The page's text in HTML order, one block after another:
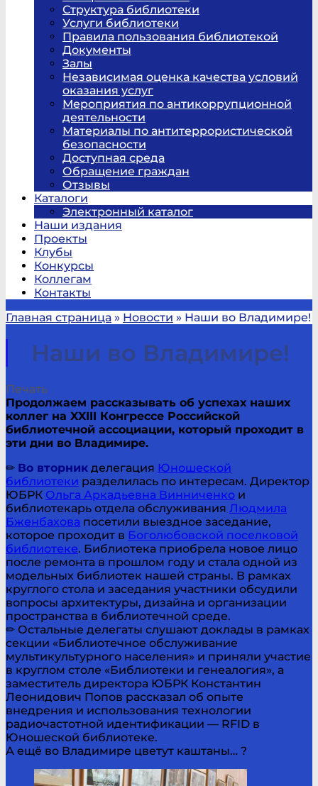
Структура библиотеки
Услуги библиотеки
Правила пользования библиотекой
Документы
Залы
Независимая оценка качества условий
оказания услуг
Мероприятия по антикоррупционной
деятельности
Материалы по антитеррористической
безопасности
Доступная среда
Обращение граждан
Отзывы
Каталоги
Электронный каталог
Наши издания
Проекты
Клубы
Конкурсы
Коллегам
Контакты
Главная страница » Новости » Наши во Владимире!
Наши во Владимире!
Печать
Продолжаем рассказывать об успехах наших
коллег на XXIII Конгрессе Российской
библиотечной ассоциации, который проходит в
эти дни во Владимире.
✏ Во вторник делегация Юношеской
библиотеки разделилась по интересам. Директор
ЮБРК Ольга Аркадьевна Винниченко и
библиотекарь отдела обслуживания Людмила
Бженбахова посетили выездное заседание,
которое проходит в Боголюбовской поселковой
библиотеке. Библиотека приобрела новое лицо
после ремонта в прошлом году и стала одной из
модельных библиотек нашей страны. В рамках
круглого стола и заседания участники обсудили
вопросы архитектуры, дизайна и организации
пространства в библиотечной среде.
✏ Остальные делегаты слушают доклады в рамках
секции «Библиотечное обслуживание
мультикультурного населения» и приняли участие
в круглом столе «Библиотеки и генеалогия», а
заместитель директора ЮБРК Константин
Леонидович Попов рассказал об опыте
внедрения и использования технологии
радиочастотной идентификации — RFID в
Юношеской библиотеке.
А ещё во Владимире цветут каштаны… ?